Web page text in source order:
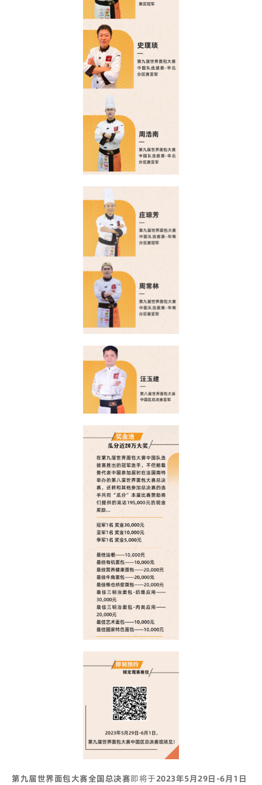
第九届世界面包大赛全国总决赛即将于2023年5月29日-6月1日